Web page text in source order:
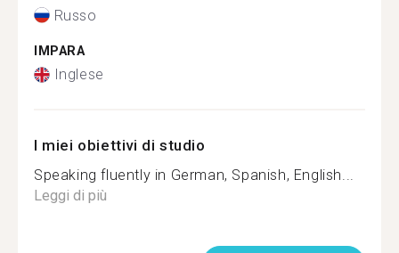
Russo
IMPARA
Inglese
I miei obiettivi di studio
Speaking fluently in German, Spanish, English...
Leggi di più